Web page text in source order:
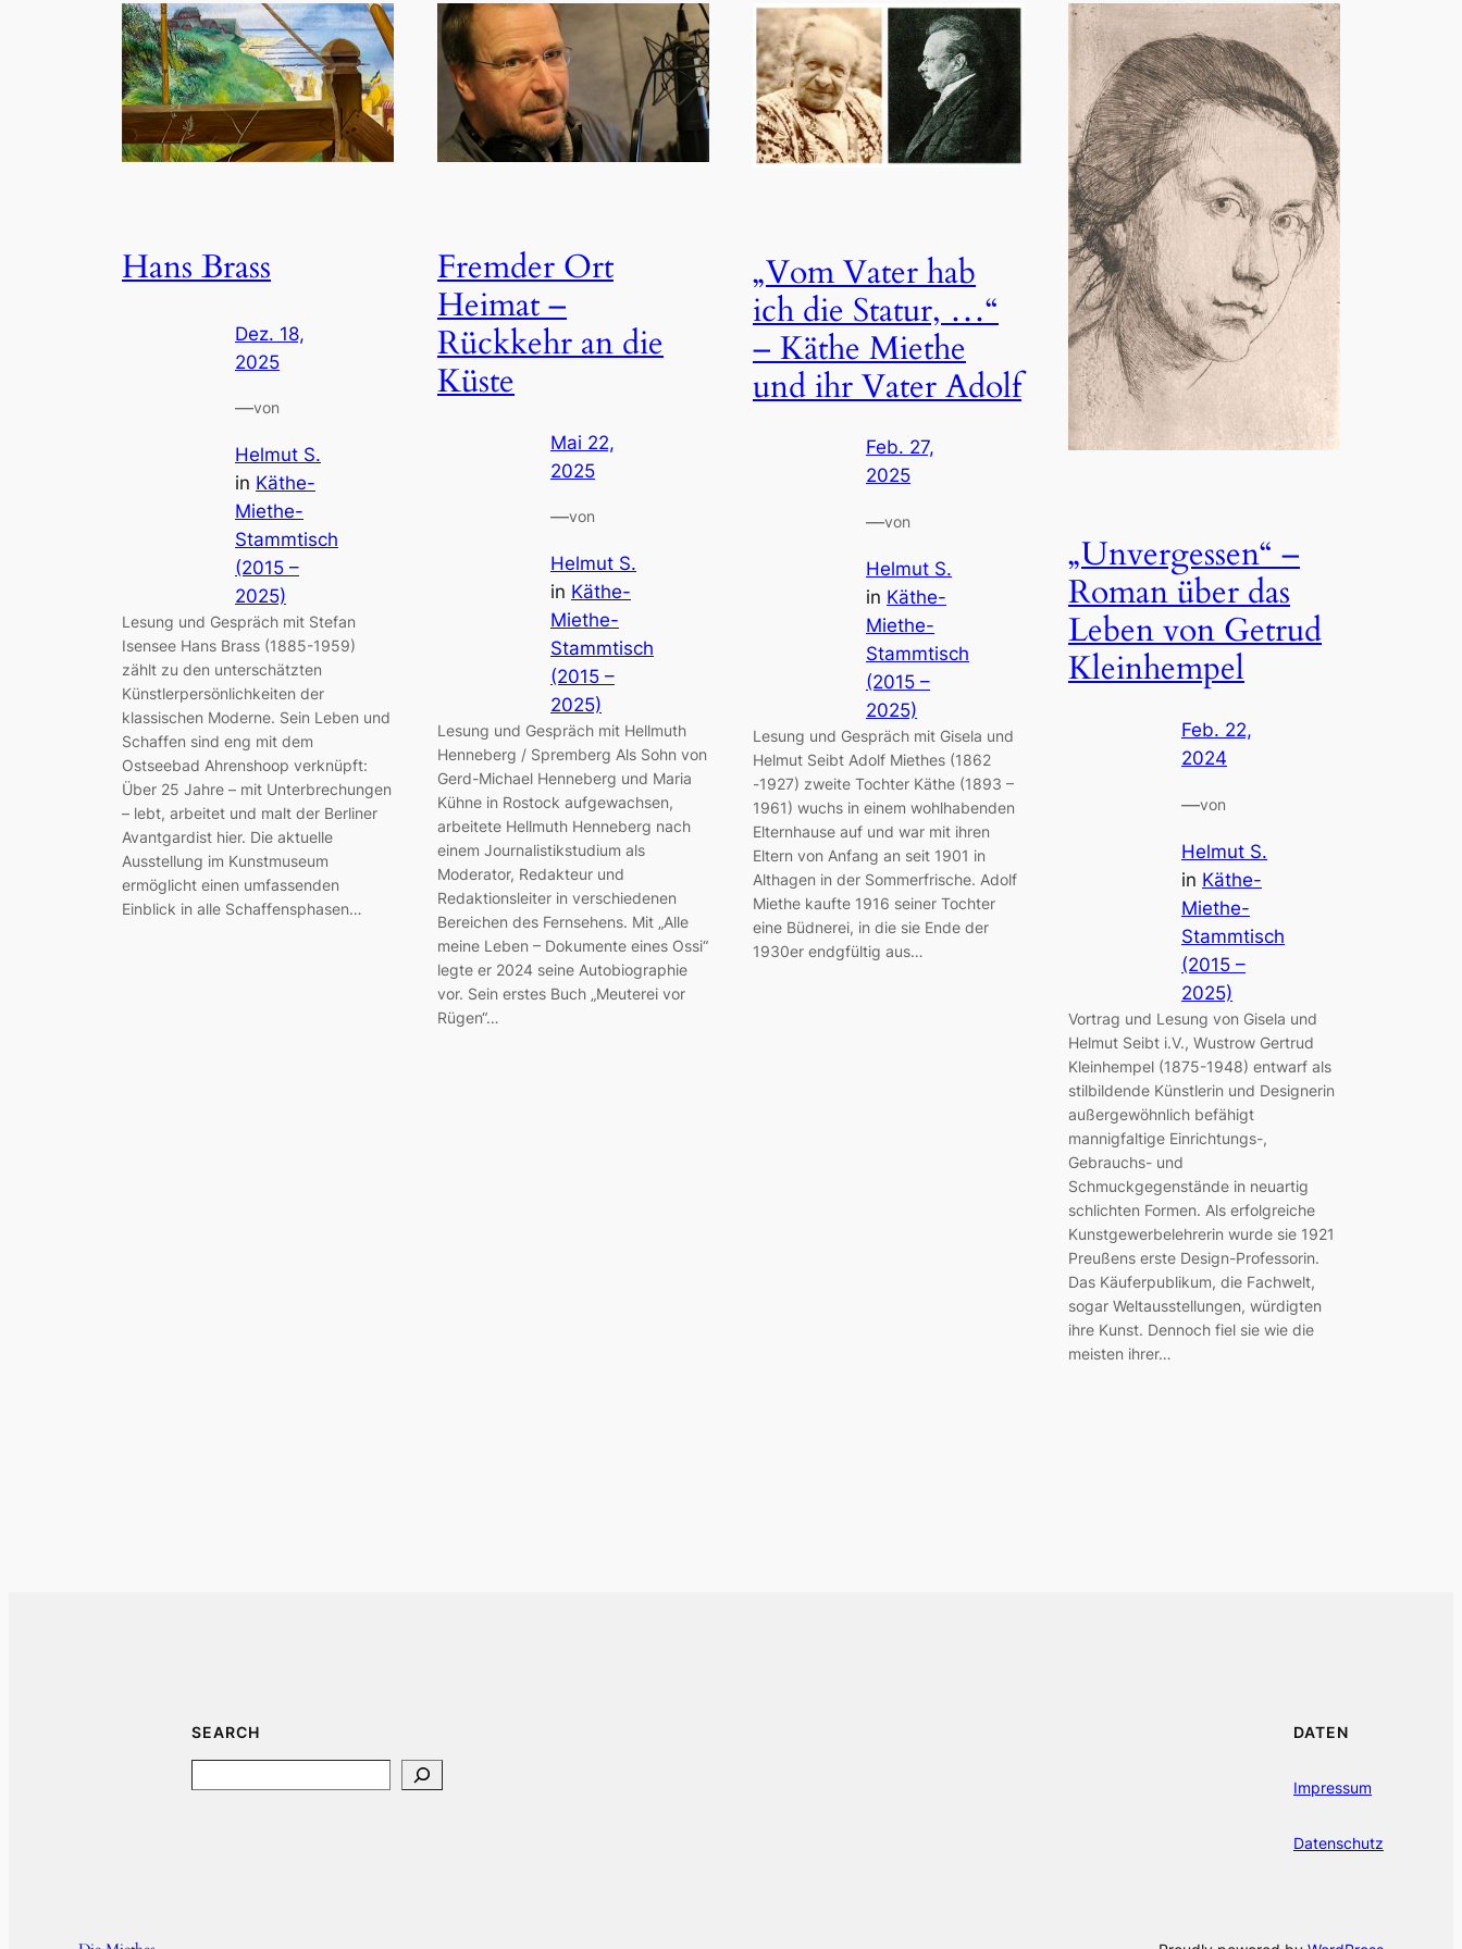
Hans Brass
Dez. 18,
2025
—von
Helmut S.
in Käthe-
Miethe-
Stammtisch
(2015 –
2025)
Lesung und Gespräch mit Stefan
Isensee Hans Brass (1885-1959)
zählt zu den unterschätzten
Künstlerpersönlichkeiten der
klassischen Moderne. Sein Leben und
Schaffen sind eng mit dem
Ostseebad Ahrenshoop verknüpft:
Über 25 Jahre – mit Unterbrechungen
– lebt, arbeitet und malt der Berliner
Avantgardist hier. Die aktuelle
Ausstellung im Kunstmuseum
ermöglicht einen umfassenden
Einblick in alle Schaffensphasen…
Fremder Ort
Heimat –
Rückkehr an die
Küste
Mai 22,
2025
—von
Helmut S.
in Käthe-
Miethe-
Stammtisch
(2015 –
2025)
Lesung und Gespräch mit Hellmuth
Henneberg / Spremberg Als Sohn von
Gerd-Michael Henneberg und Maria
Kühne in Rostock aufgewachsen,
arbeitete Hellmuth Henneberg nach
einem Journalistikstudium als
Moderator, Redakteur und
Redaktionsleiter in verschiedenen
Bereichen des Fernsehens. Mit „Alle
meine Leben – Dokumente eines Ossi“
legte er 2024 seine Autobiographie
vor. Sein erstes Buch „Meuterei vor
Rügen“…
„Vom Vater hab
ich die Statur, …“
– Käthe Miethe
und ihr Vater Adolf
Feb. 27,
2025
—von
Helmut S.
in Käthe-
Miethe-
Stammtisch
(2015 –
2025)
Lesung und Gespräch mit Gisela und
Helmut Seibt Adolf Miethes (1862
-1927) zweite Tochter Käthe (1893 –
1961) wuchs in einem wohlhabenden
Elternhause auf und war mit ihren
Eltern von Anfang an seit 1901 in
Althagen in der Sommerfrische. Adolf
Miethe kaufte 1916 seiner Tochter
eine Büdnerei, in die sie Ende der
1930er endgfültig aus…
„Unvergessen“ –
Roman über das
Leben von Getrud
Kleinhempel
Feb. 22,
2024
—von
Helmut S.
in Käthe-
Miethe-
Stammtisch
(2015 –
2025)
Vortrag und Lesung von Gisela und
Helmut Seibt i.V., Wustrow Gertrud
Kleinhempel (1875-1948) entwarf als
stilbildende Künstlerin und Designerin
außergewöhnlich befähigt
mannigfaltige Einrichtungs-,
Gebrauchs- und
Schmuckgegenstände in neuartig
schlichten Formen. Als erfolgreiche
Kunstgewerbelehrerin wurde sie 1921
Preußens erste Design-Professorin.
Das Käuferpublikum, die Fachwelt,
sogar Weltausstellungen, würdigten
ihre Kunst. Dennoch fiel sie wie die
meisten ihrer…
SEARCH DATEN
Impressum
Datenschutz